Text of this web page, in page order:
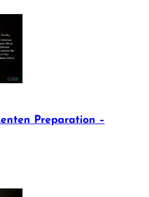
Preparation –